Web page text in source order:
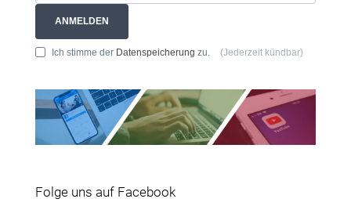
ANMELDEN
Ich stimme der Datenspeicherung zu. (Jederzeit kündbar)
Folge uns auf Facebook